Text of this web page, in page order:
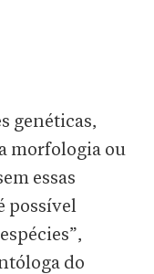
genéticas,
morfologia ou
essas
possível
do